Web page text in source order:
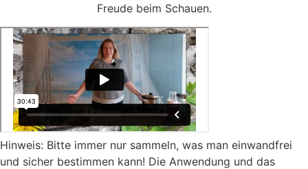
Freu­de beim Schauen.
Hinweis: Bitte immer nur sammeln, was man einwandfrei
und sicher bestimmen kann! Die Anwendung und das